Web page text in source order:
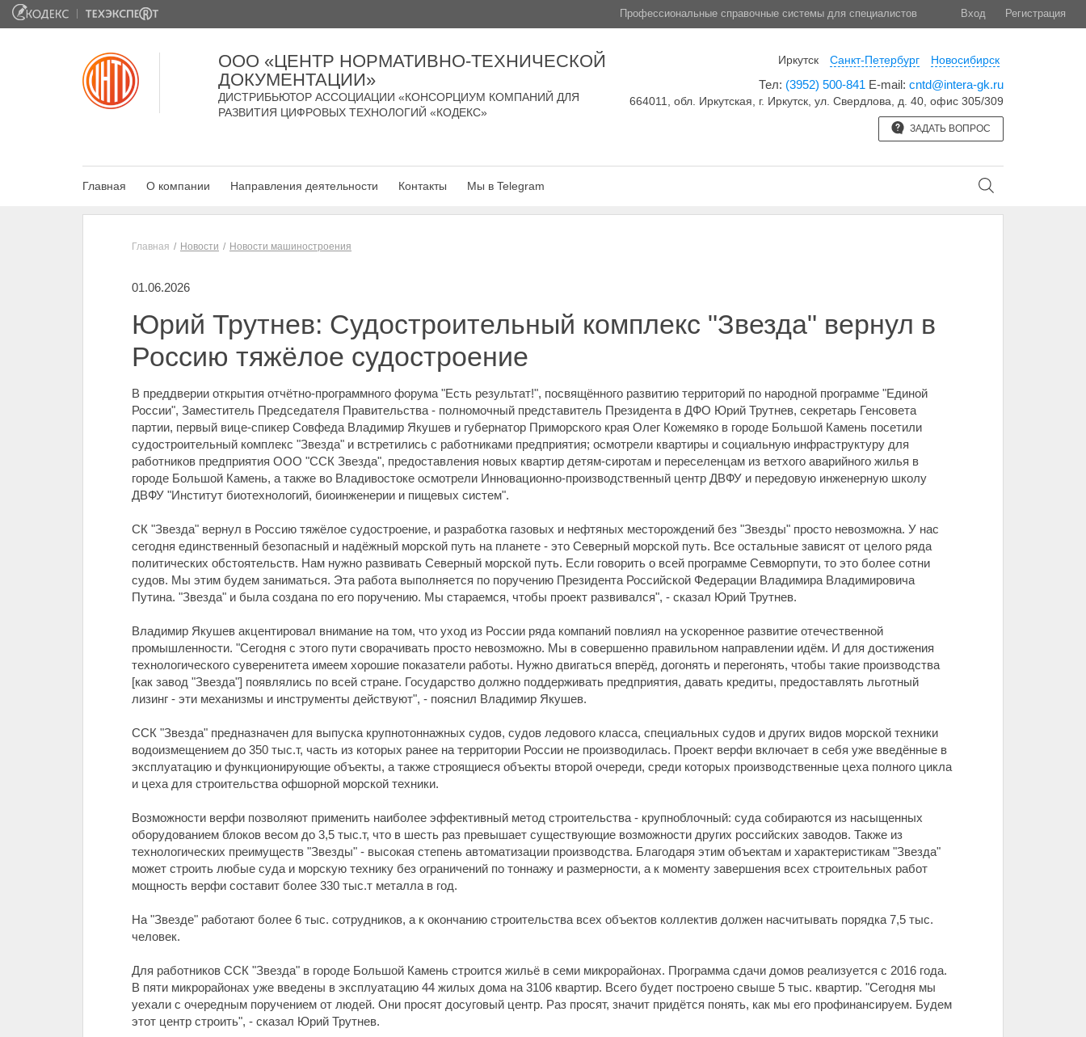
Профессиональные справочные системы для специалистов Вход Регистрация
ООО «ЦЕНТР НОРМАТИВНО-ТЕХНИЧЕСКОЙ
ДОКУМЕНТАЦИИ»
ДИСТРИБЬЮТОР АССОЦИАЦИИ «КОНСОРЦИУМ КОМПАНИЙ ДЛЯ
РАЗВИТИЯ ЦИФРОВЫХ ТЕХНОЛОГИЙ «КОДЕКС»
Иркутск Санкт-Петербург Новосибирск
Тел: (3952) 500-841 E-mail: cntd@intera-gk.ru
664011, обл. Иркутская, г. Иркутск, ул. Свердлова, д. 40, офис 305/309
ЗАДАТЬ ВОПРОС
Главная О компании Направления деятельности Контакты Мы в Telegram
Главная Новости Новости машиностроения
01.06.2026
Юрий Трутнев: Судостроительный комплекс "Звезда" вернул в
Россию тяжёлое судостроение
В преддверии открытия отчётно-программного форума "Есть результат!", посвящённого развитию территорий по народной программе "Единой
России", Заместитель Председателя Правительства - полномочный представитель Президента в ДФО Юрий Трутнев, секретарь Генсовета
партии, первый вице-спикер Совфеда Владимир Якушев и губернатор Приморского края Олег Кожемяко в городе Большой Камень посетили
судостроительный комплекс "Звезда" и встретились с работниками предприятия; осмотрели квартиры и социальную инфраструктуру для
работников предприятия ООО "ССК Звезда", предоставления новых квартир детям-сиротам и переселенцам из ветхого аварийного жилья в
городе Большой Камень, а также во Владивостоке осмотрели Инновационно-производственный центр ДВФУ и передовую инженерную школу
ДВФУ "Институт биотехнологий, биоинженерии и пищевых систем".
СК "Звезда" вернул в Россию тяжёлое судостроение, и разработка газовых и нефтяных месторождений без "Звезды" просто невозможна. У нас
сегодня единственный безопасный и надёжный морской путь на планете - это Северный морской путь. Все остальные зависят от целого ряда
политических обстоятельств. Нам нужно развивать Северный морской путь. Если говорить о всей программе Севморпути, то это более сотни
судов. Мы этим будем заниматься. Эта работа выполняется по поручению Президента Российской Федерации Владимира Владимировича
Путина. "Звезда" и была создана по его поручению. Мы стараемся, чтобы проект развивался", - сказал Юрий Трутнев.
Владимир Якушев акцентировал внимание на том, что уход из России ряда компаний повлиял на ускоренное развитие отечественной
промышленности. "Сегодня с этого пути сворачивать просто невозможно. Мы в совершенно правильном направлении идём. И для достижения
технологического суверенитета имеем хорошие показатели работы. Нужно двигаться вперёд, догонять и перегонять, чтобы такие производства
[как завод "Звезда"] появлялись по всей стране. Государство должно поддерживать предприятия, давать кредиты, предоставлять льготный
лизинг - эти механизмы и инструменты действуют", - пояснил Владимир Якушев.
ССК "Звезда" предназначен для выпуска крупнотоннажных судов, судов ледового класса, специальных судов и других видов морской техники
водоизмещением до 350 тыс.т, часть из которых ранее на территории России не производилась. Проект верфи включает в себя уже введённые в
эксплуатацию и функционирующие объекты, а также строящиеся объекты второй очереди, среди которых производственные цеха полного цикла
и цеха для строительства офшорной морской техники.
Возможности верфи позволяют применить наиболее эффективный метод строительства - крупноблочный: суда собираются из насыщенных
оборудованием блоков весом до 3,5 тыс.т, что в шесть раз превышает существующие возможности других российских заводов. Также из
технологических преимуществ "Звезды" - высокая степень автоматизации производства. Благодаря этим объектам и характеристикам "Звезда"
может строить любые суда и морскую технику без ограничений по тоннажу и размерности, а к моменту завершения всех строительных работ
мощность верфи составит более 330 тыс.т металла в год.
На "Звезде" работают более 6 тыс. сотрудников, а к окончанию строительства всех объектов коллектив должен насчитывать порядка 7,5 тыс.
человек.
Для работников ССК "Звезда" в городе Большой Камень строится жильё в семи микрорайонах. Программа сдачи домов реализуется с 2016 года.
В пяти микрорайонах уже введены в эксплуатацию 44 жилых дома на 3106 квартир. Всего будет построено свыше 5 тыс. квартир. "Сегодня мы
уехали с очередным поручением от людей. Они просят досуговый центр. Раз просят, значит придётся понять, как мы его профинансируем. Будем
этот центр строить", - сказал Юрий Трутнев.